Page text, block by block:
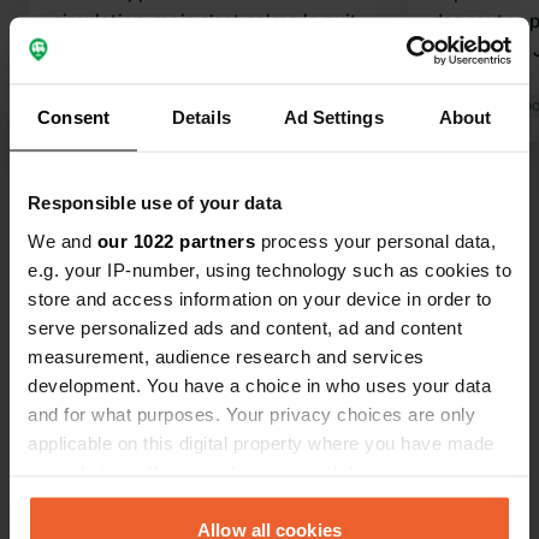
Consent Details Ad Settings About
Responsible use of your data
We and our 1022 partners process your personal data,
e.g. your IP-number, using technology such as cookies to
store and access information on your device in order to
serve personalized ads and content, ad and content
measurement, audience research and services
development. You have a choice in who uses your data
and for what purposes. Your privacy choices are only
applicable on this digital property where you have made
any time from the Cookie Declaration or by clicking on
the Privacy trigger icon.Allow all cookies
circulation, mais c'est calme la nuit.
vous avez besoin est à proximité.
des routes
réveiller 😏
Traduit par
Voir tous les 47 avis
Es-tu déjà venu ici ?